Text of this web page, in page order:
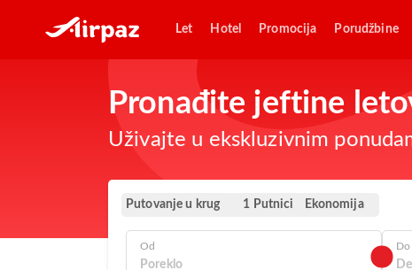
Let Hotel Promocija Porudžbine
Pronađite jeftine
Uživajte u ekskluzivnim
Putovanje u krug 1 Putnici Ekonomija
Od Do